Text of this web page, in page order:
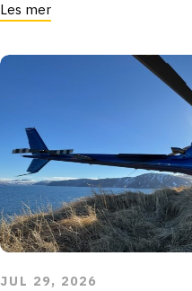
Les mer
JUL 29, 2026